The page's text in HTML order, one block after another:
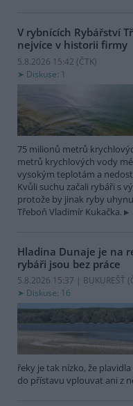
V rybnících Rybářství
nejvíce v historii firmy
5.8.2026 15:42 (ČTK)
Diskuse: 1
75 milionů metrů
metrů krychlových vody
vysokým teplotám a
Kvůli suchu začali rybáři s
protože by jinak ryby
Třeboň Vladimír Kukačka.
Hladina Dunaje je na
rybáři jsou bez práce
5.8.2026 15:37 | BUKUREŠŤ (
Diskuse: 16
řeky je tak nízko, že
do přístavu vplouvat ani z